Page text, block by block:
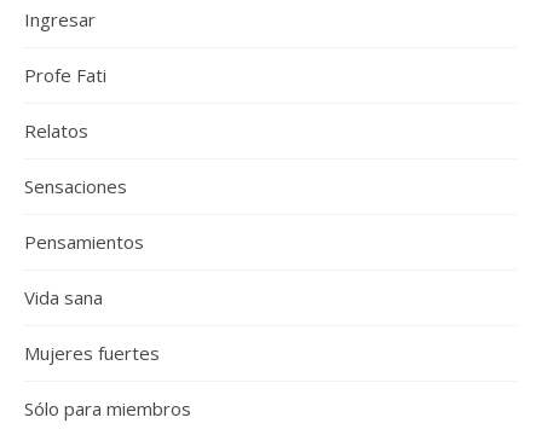
Ingresar
Profe Fati
Relatos
Sensaciones
Pensamientos
Vida sana
Mujeres fuertes
Sólo para miembros